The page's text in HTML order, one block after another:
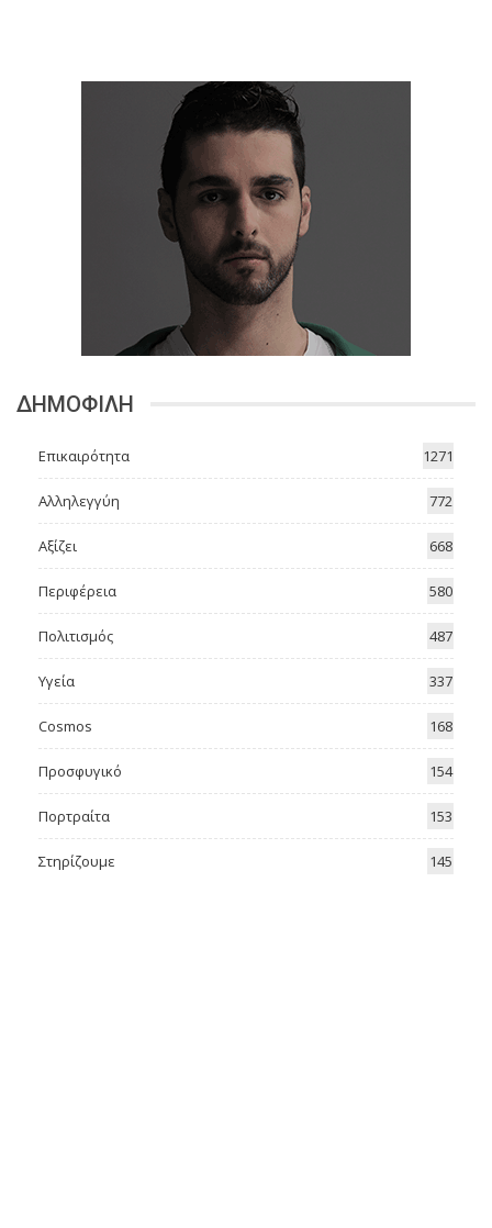
ΔΗΜΟΦΙΛΗ
Επικαιρότητα 1271
Αλληλεγγύη 772
Αξίζει 668
Περιφέρεια 580
Πολιτισμός 487
Υγεία 337
Cosmos 168
Προσφυγικό 154
Πορτραίτα 153
Στηρίζουμε 145